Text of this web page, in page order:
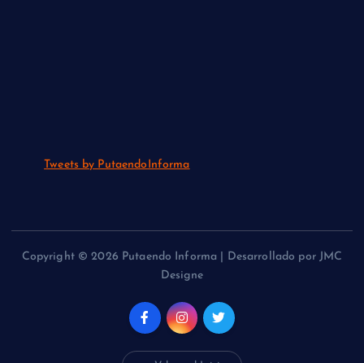
Tweets by PutaendoInforma
Copyright © 2026 Putaendo Informa | Desarrollado por JMC
Designe